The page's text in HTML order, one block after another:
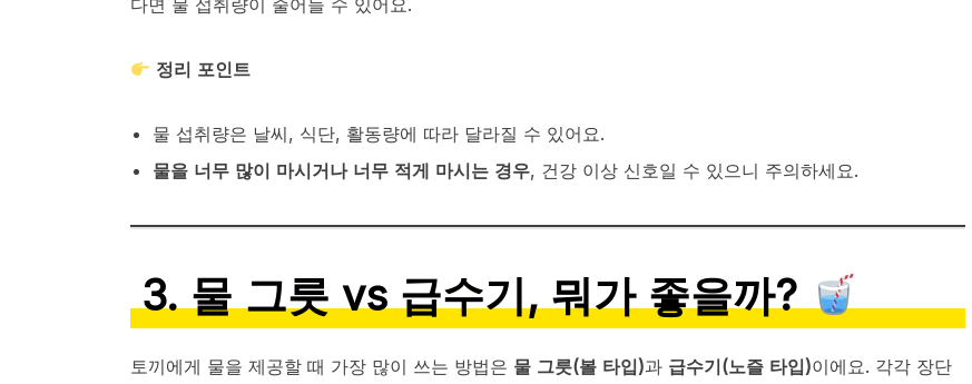
정리 포인트
물 섭취량은 날씨, 식단, 활동량에 따라 달라질 수 있어요.
물을 너무 많이 마시거나 너무 적게 마시는 경우, 건강 이상 신호일 수 있으니 주의하세요.
3. 물 그릇 vs 급수기, 뭐가 좋을까?
토끼에게 물을 제공할 때 가장 많이 쓰는 방법은 물 그릇(볼 타입)과 급수기(노즐 타입)이에요. 각각 장단